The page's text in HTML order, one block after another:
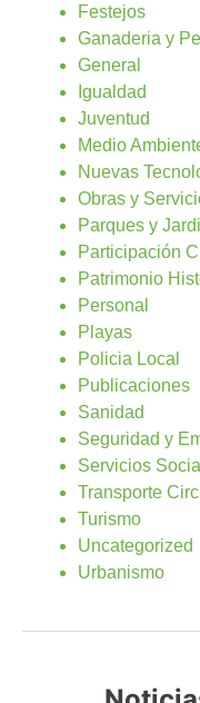
Festejos
Ganaderia y
General
Igualdad
Juventud
Medio
Nuevas
Obras y
Parques y
Participación
Patrimonio
Personal
Playas
Policia Local
Publicaciones
Sanidad
Seguridad y
Servicios
Transporte
Turismo
Uncategorized
Urbanismo